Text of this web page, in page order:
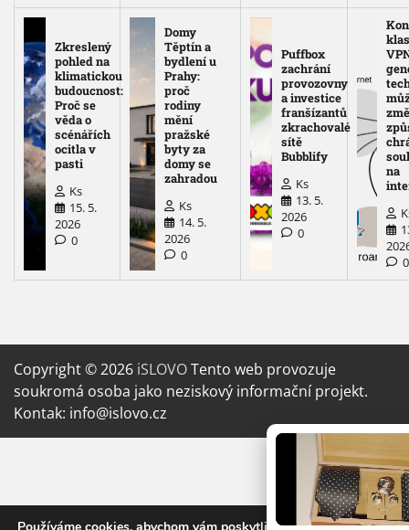
Zkreslený
pohled na
klimatickou
budoucnost:
Proč se
věda o
scénářích
ocitla v
pasti
Ks
15. 5.
2026
0
Domy
Těptín a
bydlení u
Prahy:
proč
rodiny
mění
pražské
byty za
domy se
zahradou
Ks
14. 5.
2026
0
Puffbox
zachrání
provozovny
a investice
franšízantů
zkrachovalé
sítě
Bubblify
Ks
13. 5.
2026
0
na
0
Copyright © 2026 iSLOVOTento web provozuje
soukromá osoba jako neziskový informační projekt.
Kontak: info@islovo.cz